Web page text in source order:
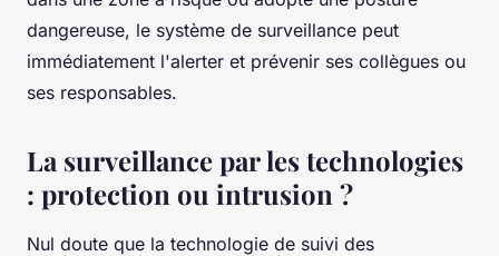
dangereuse, le système de surveillance peut
immédiatement l'alerter et prévenir ses collègues ou
ses responsables.
La surveillance par les technologies
: protection ou intrusion ?
Nul doute que la technologie de suivi des